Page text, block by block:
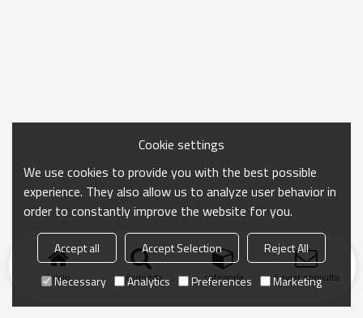
Inicio búsqueda categoría Enviar consulta
Cookie settings
We use cookies to provide you with the best possible
experience. They also allow us to analyze user behavior in
order to constantly improve the website for you.
Accept all Accept Selection
Reject All
Necessary
Analytics Preferences Marketing